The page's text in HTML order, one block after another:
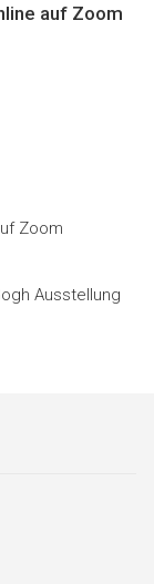
auf Zoom
Zoom
Ausstellung